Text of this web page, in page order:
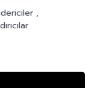
,